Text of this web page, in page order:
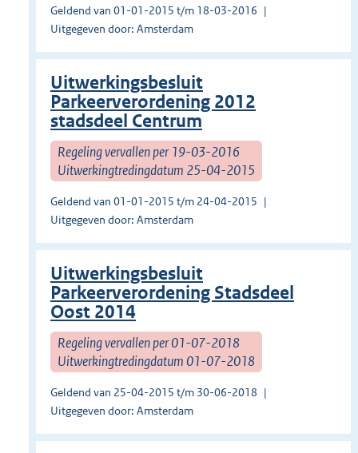
Geldend van 01-01-2015 t/m 18-03-2016
Uitgegeven door: Amsterdam
Uitwerkingsbesluit
Parkeerverordening 2012
stadsdeel Centrum
Regeling vervallen per 19-03-2016
Uitwerkingtredingdatum 25-04-2015
Geldend van 01-01-2015 t/m 24-04-2015
Uitgegeven door: Amsterdam
Uitwerkingsbesluit
Parkeerverordening Stadsdeel
Oost 2014
Regeling vervallen per 01-07-2018
Uitwerkingtredingdatum 01-07-2018
Geldend van 25-04-2015 t/m 30-06-2018
Uitgegeven door: Amsterdam